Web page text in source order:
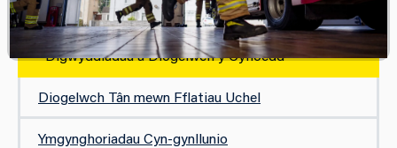
Efelychiad Hyfforddiant Tân
Digwyddiadau a Diogelwch y Cyhoedd
Diogelwch Tân mewn Fflatiau Uchel​​
Ymgynghoriadau Cyn-gynllunio